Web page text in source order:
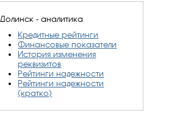
Долинск - аналитика
Кредитные рейтинги
Финансовые показатели
История изменения
реквизитов
Рейтинги надежности
Рейтинги надежности
(кратко)